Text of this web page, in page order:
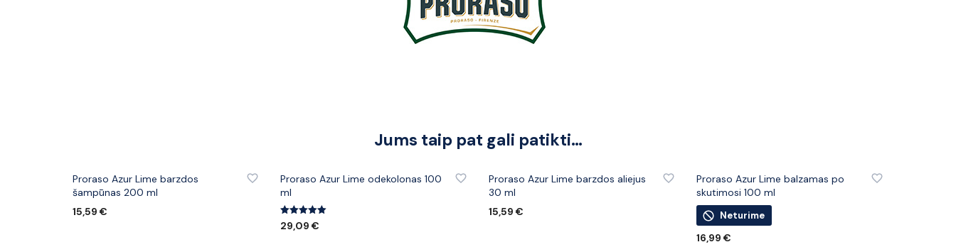
Jums taip pat gali patikti…
Proraso Azur Lime barzdos
šampūnas 200 ml
15,59 €
Proraso Azur Lime odekolonas 100
ml
Įvertinimas:
5.00
29,09€
Proraso Azur Lime barzdos aliejus
30 ml
15,59 €
Proraso Azur Lime balzamas po
skutimosi 100 ml
Neturime
16,99€